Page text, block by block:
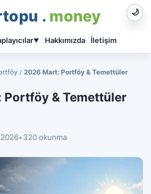
. money 🌙
▼ Hakkımızda İletişim
/ 2026 Mart: Portföy & Temettüler
& Temettüler
•320 okunma